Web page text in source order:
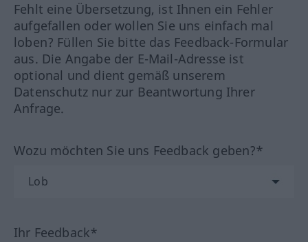
Fehlt eine Übersetzung, ist Ihnen ein Fehler
aufgefallen oder wollen Sie uns einfach mal
loben? Füllen Sie bitte das Feedback-Formular
aus. Die Angabe der E-Mail-Adresse ist
optional und dient gemäß unserem
Datenschutz nur zur Beantwortung Ihrer
Anfrage.
Wozu möchten Sie uns Feedback geben?*
Ihr Feedback*